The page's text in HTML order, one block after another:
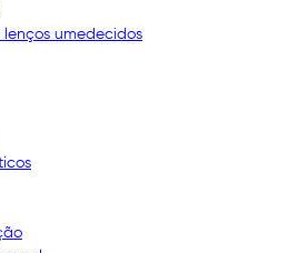
lenços umedecidos